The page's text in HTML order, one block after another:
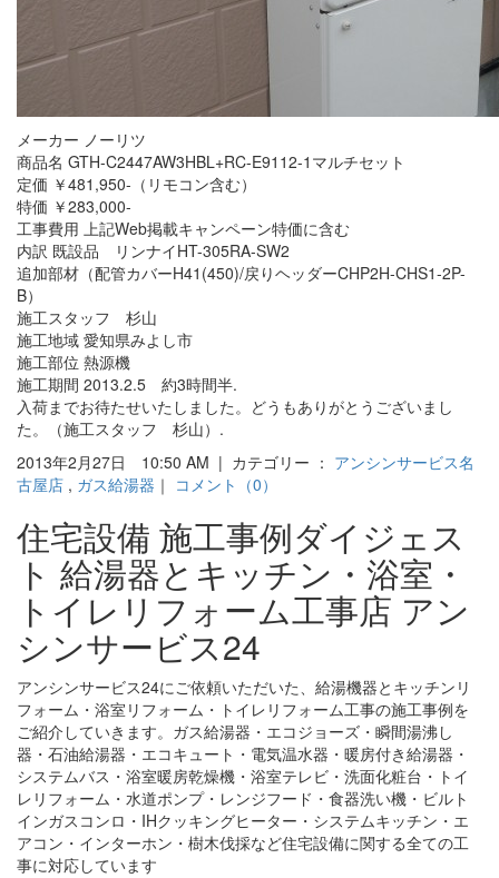
メーカー ノーリツ
商品名 GTH-C2447AW3HBL+RC-E9112-1マルチセット
定価 ￥481,950-（リモコン含む）
特価 ￥283,000-
工事費用 上記Web掲載キャンペーン特価に含む
内訳 既設品 リンナイHT-305RA-SW2
追加部材（配管カバーH41(450)/戻りヘッダーCHP2H-CHS1-2P-
B）
施工スタッフ 杉山
施工地域 愛知県みよし市
施工部位 熱源機
施工期間 2013.2.5 約3時間半.
入荷までお待たせいたしました。どうもありがとうございまし
た。（施工スタッフ 杉山）.
2013年2月27日 10:50 AM | カテゴリー ： アンシンサービス名
古屋店 , ガス給湯器 ｜ コメント（0）
住宅設備 施工事例ダイジェス
ト 給湯器とキッチン・浴室・
トイレリフォーム工事店 アン
シンサービス24
アンシンサービス24にご依頼いただいた、給湯機器とキッチンリ
フォーム・浴室リフォーム・トイレリフォーム工事の施工事例を
ご紹介していきます。ガス給湯器・エコジョーズ・瞬間湯沸し
器・石油給湯器・エコキュート・電気温水器・暖房付き給湯器・
システムバス・浴室暖房乾燥機・浴室テレビ・洗面化粧台・トイ
レリフォーム・水道ポンプ・レンジフード・食器洗い機・ビルト
インガスコンロ・IHクッキングヒーター・システムキッチン・エ
アコン・インターホン・樹木伐採など住宅設備に関する全ての工
事に対応しています